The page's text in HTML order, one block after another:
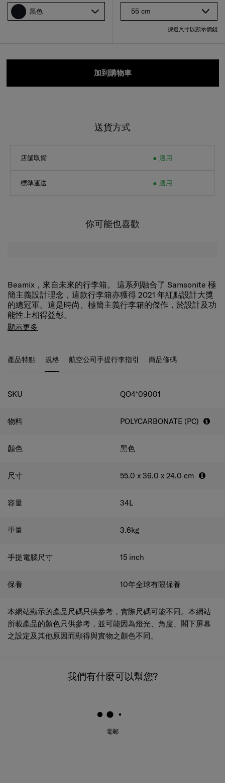
55 cm
揀選尺寸以顯示價錢
黑色
加到購物車
送貨方式
店舖取貨 適用
標準運送 適用
你可能也喜歡
Beamix，來自未來的行李箱。 這系列融合了 Samsonite 極
簡主義設計理念，這款行李箱亦獲得 2021 年紅點設計大獎
的總冠軍。這是時尚、極簡主義行李箱的傑作，於設計及功
能性上相得益彰。
Beamix 配備完善的指紋鎖，最多可儲存 20 個獨特的指
有滾珠軸承，讓滑動時更平穩。 在行李箱的正面開口配有
鎖，讓您垂直行李箱時仍可拿取物品，適合放置手提電腦或
其他必需品。 由再生 PET 製成的深色內裡和面料布並採用
外，亦加入個性化標籤以便於識別您的行李箱。
顯示更多
產品特點 規格 航空公司手提行李指引 商品條碼
規格
SKU QO4*09001
物料 POLYCARBONATE (PC)
顏色 黑色
尺寸 55.0 x 36.0 x 24.0 cm
容量 34L
重量 3.6kg
手提電腦尺寸 15 inch
保養 10年全球有限保養
本網站顯示的產品尺碼只供參考，實際尺碼可能不同。本網站
所載產品的顏色只供參考，並可能因為燈光、角度、閣下屏幕
之設定及其他原因而顯得與實物之顏色不同。
我們有什麼可以幫您?
電郵